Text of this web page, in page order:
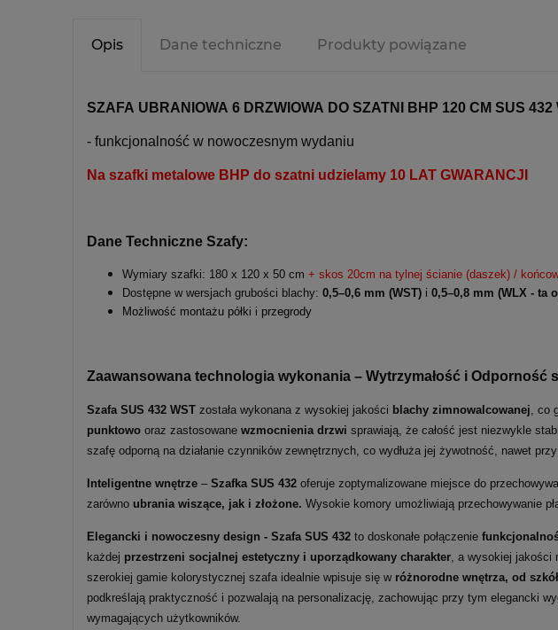
Opis Dane techniczne Produkty powiązane
SZAFA UBRANIOWA 6 DRZWIOWA DO SZATNI BHP 120 CM SUS
- funkcjonalność w nowoczesnym wydaniu
Na szafki metalowe BHP do szatni udzielamy 10 LAT GWARANCJI
Dane Techniczne Szafy:
Wymiary szafki: 180 x 120 x 50 cm + skos 20cm na tylnej ścianie (daszek) /
Dostępne w wersjach grubości blachy: 0,5–0,6 mm (WST) i 0,5–0,8 mm (WLX - ta
Możliwość montażu półki i przegrody
Zaawansowana technologia wykonania – Wytrzymałość i
Szafa SUS 432 WST została wykonana z wysokiej jakości blachy zimnowalcowanej, co
punktowo oraz zastosowane wzmocnienia drzwi sprawiają, że całość jest niezwykle
szafę odporną na działanie czynników zewnętrznych, co wydłuża jej żywotność, nawet
Inteligentne wnętrze – Szafka SUS 432 oferuje zoptymalizowane miejsce do
zarówno ubrania wiszące, jak i złożone. Wysokie komory umożliwiają przechowywanie
Elegancki i nowoczesny design - Szafa SUS 432 to doskonałe połączenie
każdej przestrzeni socjalnej estetyczny i uporządkowany charakter, a wysokiej jakości
szerokiej gamie kolorystycznej szafa idealnie wpisuje się w różnorodne wnętrza, od
podkreślają praktyczność i pozwalają na personalizację, zachowując przy tym elegancki
wymagających użytkowników.